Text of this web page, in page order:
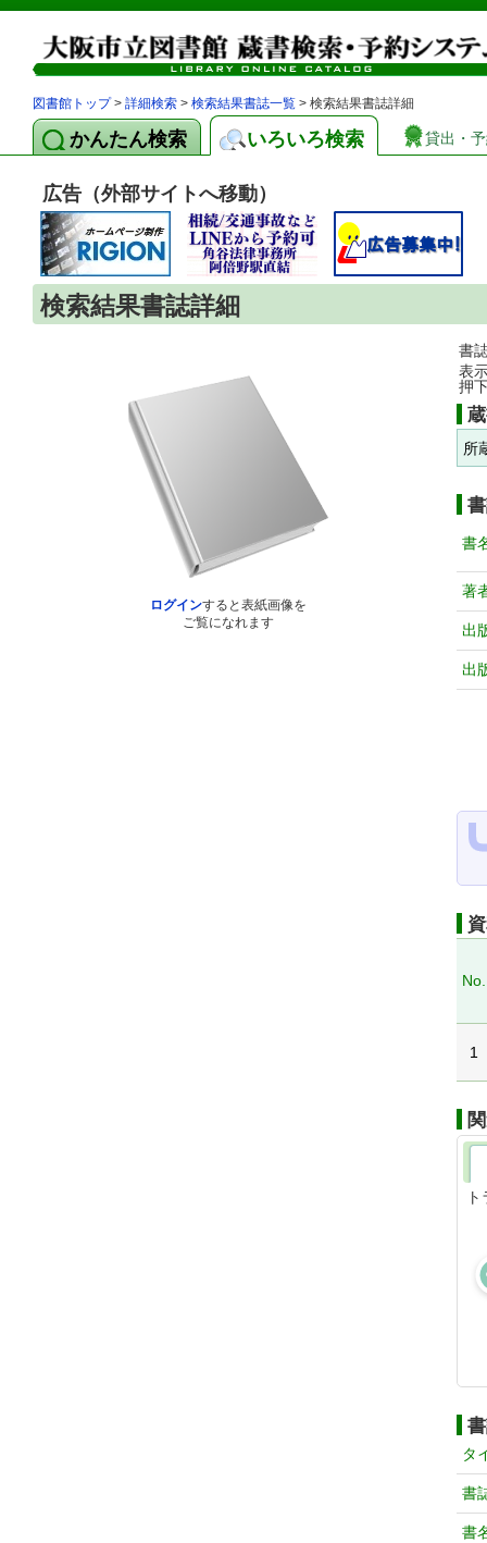
図書館トップ> 詳細検索 > 検索結果書誌一覧 > 検索結果書誌詳細
かんたん検索 いろいろ検索 貸出・
広告（外部サイトへ移動）
検索結果書誌詳細
ログインすると表紙画像を
ご覧になれます
書
表
押
所
書
著
出
出
No.
1
タ
書
書